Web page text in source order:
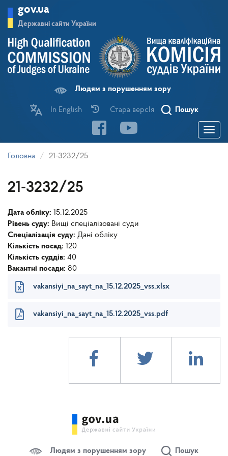
основного
матеріалу
gov.ua
Державні сайти України
Людям з порушенням зору
In English Стара версІя Пошук
Toggle
Головна 21-3232/25
21-3232/25
Дата обліку: 15.12.2025
Рівень суду: Вищі спеціалізовані суди
Спеціалізація суду: Дані обліку
Кількість посад: 120
Кількість суддів: 40
Вакантні посади: 80
vakansiyi_na_sayt_na_15.12.2025_vss.xlsx
vakansiyi_na_sayt_na_15.12.2025_vss.pdf
Людям з порушенням зору Пошук